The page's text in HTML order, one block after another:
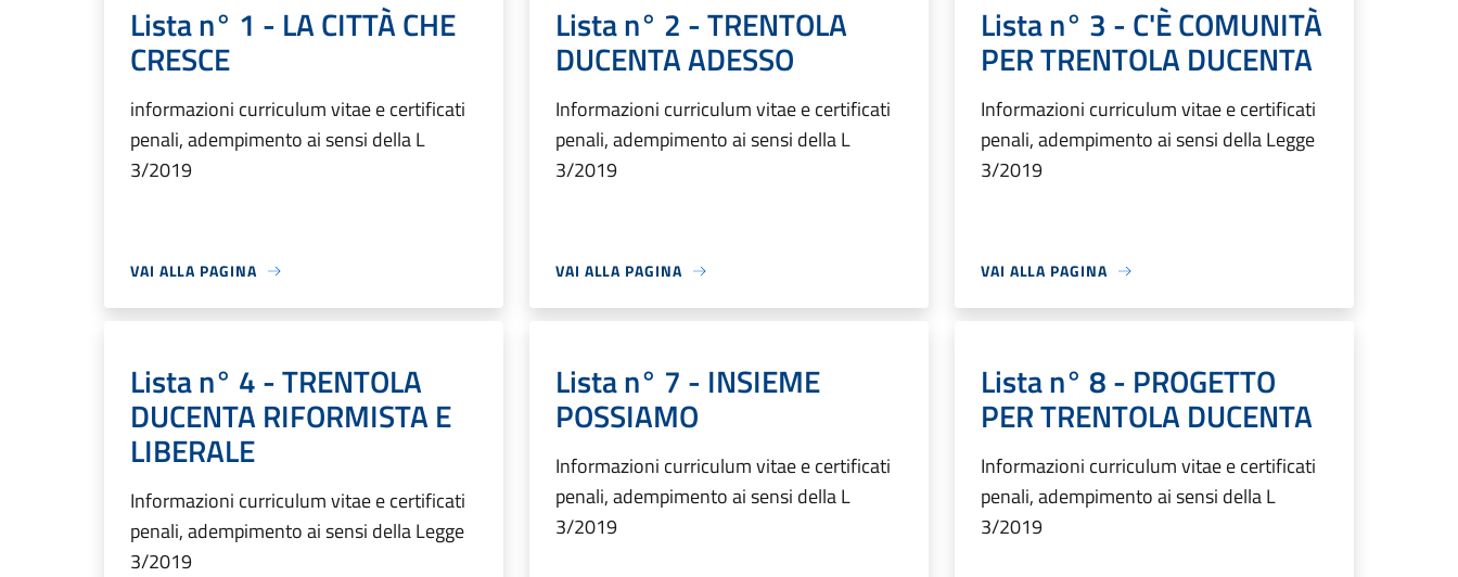
Lista n° 1 - LA CITTÀ CHE
CRESCE
informazioni curriculum vitae e certificati
penali, adempimento ai sensi della L
3/2019
VAI ALLA PAGINA
Lista n° 2 - TRENTOLA
DUCENTA ADESSO
Informazioni curriculum vitae e certificati
penali, adempimento ai sensi della L
3/2019
VAI ALLA PAGINA
Lista n° 3 - C'È COMUNITÀ
PER TRENTOLA DUCENTA
Informazioni curriculum vitae e certificati
penali, adempimento ai sensi della Legge
3/2019
VAI ALLA PAGINA
Lista n° 4 - TRENTOLA
DUCENTA RIFORMISTA E
LIBERALE
Informazioni curriculum vitae e certificati
penali, adempimento ai sensi della Legge
3/2019
Lista n° 7 - INSIEME
POSSIAMO
Informazioni curriculum vitae e certificati
penali, adempimento ai sensi della L
3/2019
Lista n° 8 - PROGETTO
PER TRENTOLA DUCENTA
Informazioni curriculum vitae e certificati
penali, adempimento ai sensi della L
3/2019